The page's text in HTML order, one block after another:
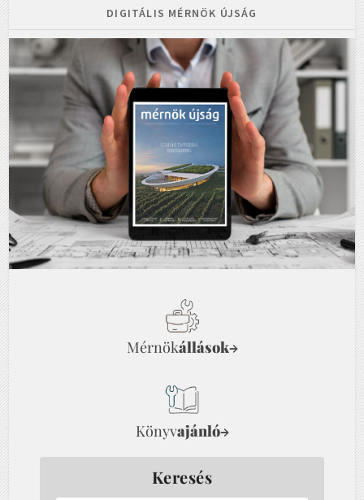
DIGITÁLIS MÉRNÖK ÚJSÁG
Mérnökállások→
Könyvajánló→
Keresés